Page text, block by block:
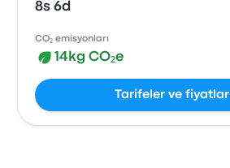
8s 6d
CO₂ emisyonları
14kg CO₂e
Tarifeler ve fiyatlar